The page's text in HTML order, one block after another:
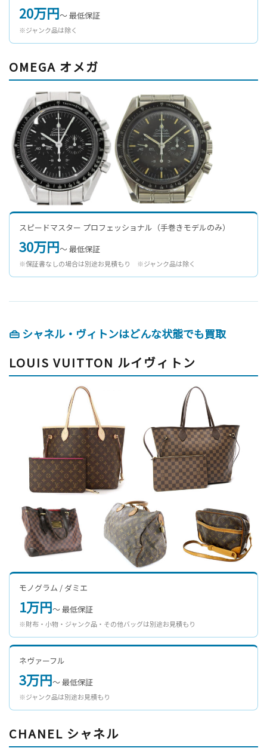
20万円〜 最低保証
※ジャンク品は除く
OMEGA オメガ
スピードマスター プロフェッショナル（手巻きモデルのみ）
30万円〜 最低保証
※保証書なしの場合は別途お見積もり ※ジャンク品は除く
👜 シャネル・ヴィトンはどんな状態でも買取
LOUIS VUITTON ルイヴィトン
モノグラム / ダミエ
1万円〜 最低保証
※財布・小物・ジャンク品・その他バッグは別途お見積もり
ネヴァーフル
3万円〜 最低保証
※ジャンク品は別途お見積もり
CHANEL シャネル